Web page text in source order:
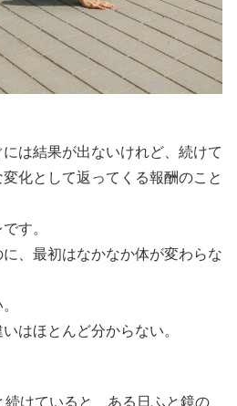
は結果が出ないけれど、続けて
化として返ってくる報酬のこと
す。
、最初はなかなか体が変わらな
はほとんど分からない。
続けていると、ある日ふと鏡の